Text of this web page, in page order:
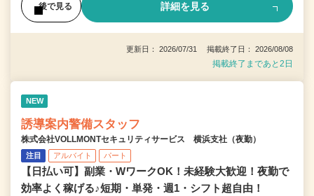
後で見る 詳細を見る
更新日： 2026/07/31 掲載終了日： 2026/08/08
掲載終了まであと2日
NEW
誘導案内警備スタッフ
株式会社VOLLMONTセキュリティサービス 横浜支社（夜勤）
注目 アルバイト パート
【日払い可】副業・WワークOK！未経験大歓迎！夜勤で
効率よく稼げる♪短期・単発・週1・シフト超自由！